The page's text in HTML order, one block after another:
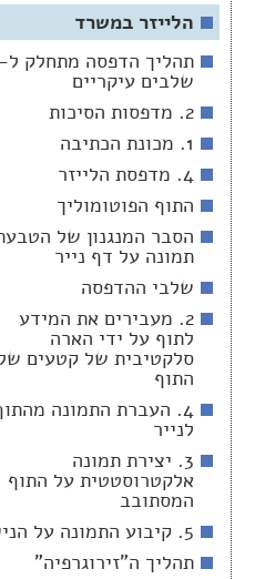
הלייזר במשרד
שלבים עיקריים
2. מדפסות הסיכות
1. מכונת הכתיבה
4. מדפסת הלייזר
התוף הפוטומוליך
הסבר המנגנון של
תמונה על דף נייר
שלבי ההדפסה
2. מעבירים את המידע
לתוף על ידי הארה
סלקטיבית של קטעים
התוף
4. העברת התמונה
לנייר
3. יצירת תמונה
אלקטרוסטטית על התוף
המסתובב
5. קיבוע התמונה על הנייר
תהליך ה"זירוגרפיה"